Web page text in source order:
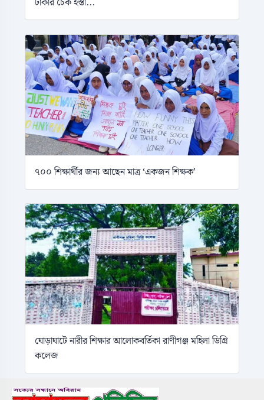
৭০০ শিক্ষার্থীর জন্য আছেন মাত্র ‘একজন শিক্ষক’
ঘোড়াঘাটে নারীর শিক্ষার আলোকবর্তিকা রাণীগঞ্জ মহিলা ডিগ্রি
কলেজ